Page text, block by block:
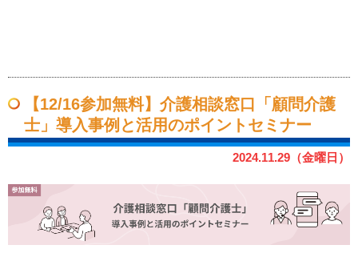
【12/16参加無料】介護相談窓口「顧問介護
士」導入事例と活用のポイントセミナー
2024.11.29（金曜日）